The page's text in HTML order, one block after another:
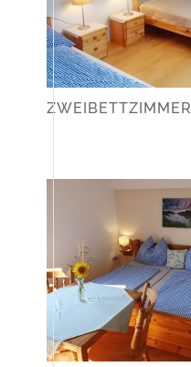
ZWEIBETTZIMMER